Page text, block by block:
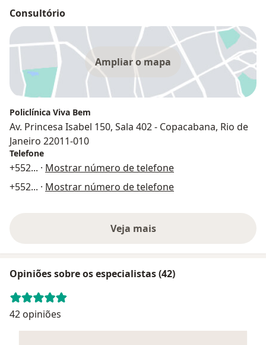
Consultório
Ampliar o mapa
Policlínica Viva Bem
Av. Princesa Isabel 150, Sala 402 - Copacabana, Rio de
Janeiro 22011-010
Telefone
+552... · Mostrar número de telefone
+552... · Mostrar número de telefone
Veja mais
Opiniões sobre os especialistas (42)
42 opiniões